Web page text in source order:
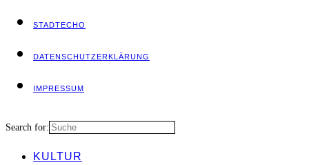
STADT­ECHO
DATEN­SCHUTZ­ER­KLÄ­RUNG
IMPRES­SUM
Search for:
KUL­TUR